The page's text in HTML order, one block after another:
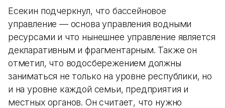
Есекин подчеркнул, что бассейновое
управление — основа управления водными
ресурсами и что нынешнее управление является
декларативным и фрагментарным. Также он
отметил, что водосбережением должны
заниматься не только на уровне республики, но
и на уровне каждой семьи, предприятия и
местных органов. Он считает, что нужно